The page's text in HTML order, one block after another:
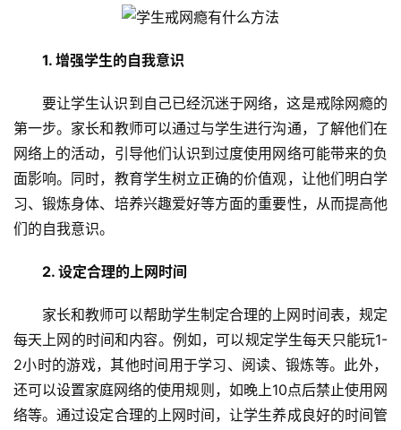
1. 增强学生的自我意识
要让学生认识到自己已经沉迷于网络，这是戒除网瘾的
第一步。家长和教师可以通过与学生进行沟通，了解他们在
网络上的活动，引导他们认识到过度使用网络可能带来的负
面影响。同时，教育学生树立正确的价值观，让他们明白学
习、锻炼身体、培养兴趣爱好等方面的重要性，从而提高他
们的自我意识。
2. 设定合理的上网时间
家长和教师可以帮助学生制定合理的上网时间表，规定
每天上网的时间和内容。例如，可以规定学生每天只能玩1-
2小时的游戏，其他时间用于学习、阅读、锻炼等。此外，
还可以设置家庭网络的使用规则，如晚上10点后禁止使用网
络等。通过设定合理的上网时间，让学生养成良好的时间管